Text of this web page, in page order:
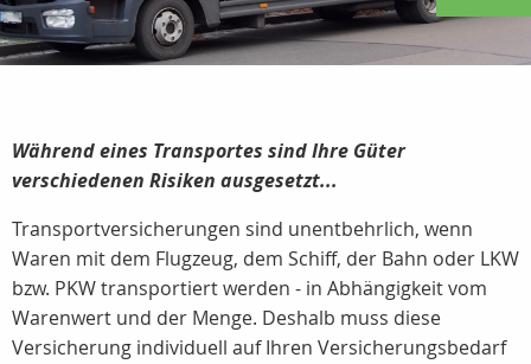
Während eines Transportes sind Ihre Güter
verschiedenen Risiken ausgesetzt...
Transportversicherungen sind unentbehrlich, wenn
Waren mit dem Flugzeug, dem Schiff, der Bahn oder LKW
bzw. PKW transportiert werden - in Abhängigkeit vom
Warenwert und der Menge. Deshalb muss diese
Versicherung individuell auf Ihren Versicherungsbedarf